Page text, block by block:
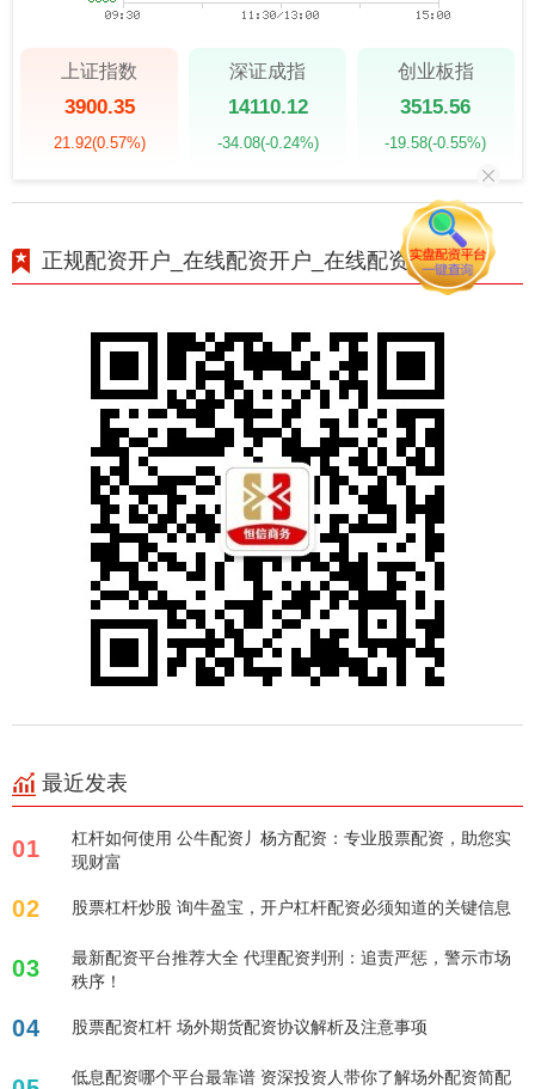
上证指数
3900.35
21.92(0.57%)
深证成指
14110.12
-34.08(-0.24%)
创业板指
3515.56
-19.58(-0.55%)
正规配资开户_在线配资开户_在线配资开户
最近发表
01
杠杆如何使用 公牛配资丿杨方配资：专业股票配资，助您实
现财富
02 股票杠杆炒股 询牛盈宝，开户杠杆配资必须知道的关键信息
03
最新配资平台推荐大全 代理配资判刑：追责严惩，警示市场
秩序！
04 股票配资杠杆 场外期货配资协议解析及注意事项
低息配资哪个平台最靠谱 资深投资人带你了解场外配资简配